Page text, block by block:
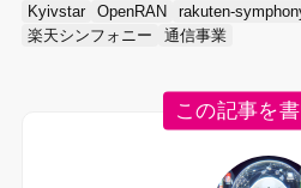
Kyivstar OpenRAN rakuten-
楽天シンフォニー
通信事業
この記事を